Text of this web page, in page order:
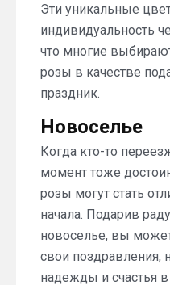
Эти уникальные
индивидуальность
что многие
розы в качестве
праздник.
Новоселье
Когда кто-то
момент тоже
розы могут стать
начала. Подарив
новоселье, вы
свои поздравления,
надежды и счастья